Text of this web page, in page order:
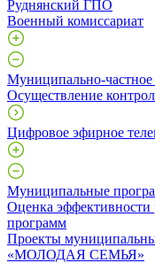
Руднянский ГПО
Военный комиссариат
Муниципально-частное
Осуществление
Цифровое эфирное
Муниципальные
Оценка
программ
Проекты
«МОЛОДАЯ СЕМЬЯ»